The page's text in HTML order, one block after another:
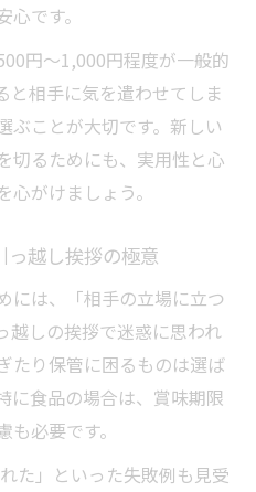
です。
円～1,000円程度が一般的
と相手に気を遣わせてしま
ぶことが大切です。新しい
切るためにも、実用性と心
がけましょう。
っ越し挨拶の極意
には、「相手の立場に立つ
越しの挨拶で迷惑に思われ
たり保管に困るものは選ば
に食品の場合は、賞味期限
必要です。
た」といった失敗例も見受